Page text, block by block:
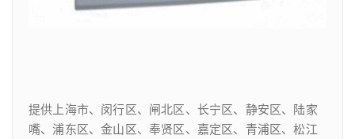
提供上海市、闵行区、闸北区、长宁区、静安区、陆家
嘴、浦东区、金山区、奉贤区、嘉定区、青浦区、松江